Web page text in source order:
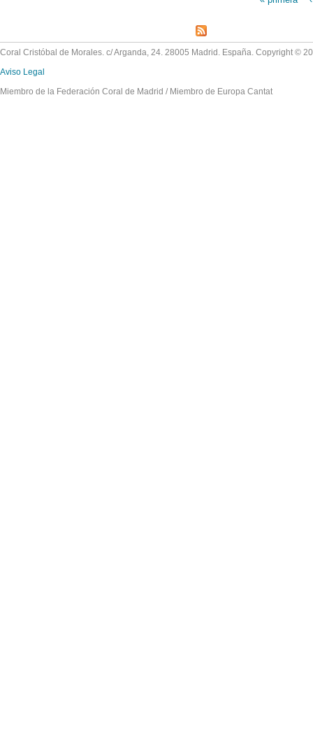
Coral Cristóbal de Morales. c/ Arganda, 24. 28005 Madrid. España. Copyright ©
Aviso Legal
Miembro de la Federación Coral de Madrid / Miembro de Europa Cantat